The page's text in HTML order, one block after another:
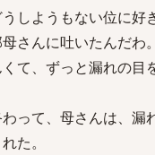
しようもない位に好
さんに吐いたんだわ。
て、ずっと漏れの目
って、母さんは、漏
た。